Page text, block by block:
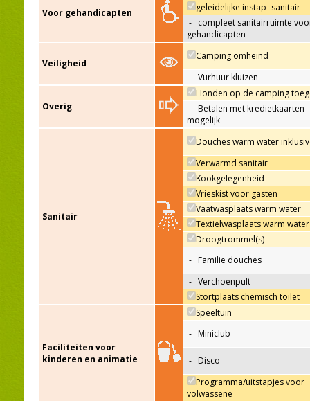
Voor gehandicapten
geleidelijke instap- sanitair
- compleet sanitairruimte
gehandicapten
Veiligheid
Camping omheind
- Vurhuur kluizen
Overig
Honden op de camping
- Betalen met kredietkaarten
mogelijk
Sanitair
Douches warm water
Verwarmd sanitair
Kookgelegenheid
Vrieskist voor gasten
Vaatwasplaats warm water
Textielwasplaats warm water
Droogtrommel(s)
- Familie douches
- Verchoenpult
Stortplaats chemisch toilet
Faciliteiten voor
kinderen en animatie
Speeltuin
- Miniclub
- Disco
Programma/uitstapjes voor
volwassene